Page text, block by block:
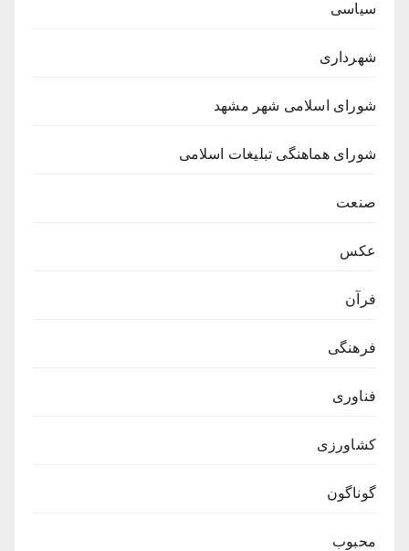
سیاسی
شهرداری
شورای اسلامی شهر مشهد
شورای هماهنگی تبلیغات اسلامی
صنعت
عکس
فرآن
فرهنگی
فناوری
کشاورزی
گوناگون
محبوب